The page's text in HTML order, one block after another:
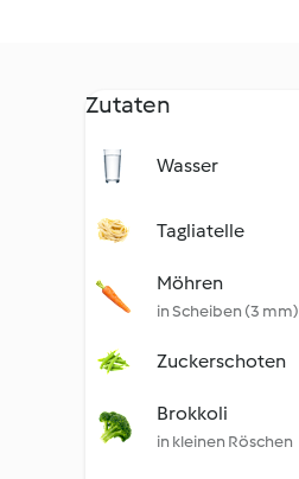
Zutaten
Wasser
Tagliatelle
Möhren
in Scheiben (3 mm)
Zuckerschoten
Brokkoli
in kleinen Röschen